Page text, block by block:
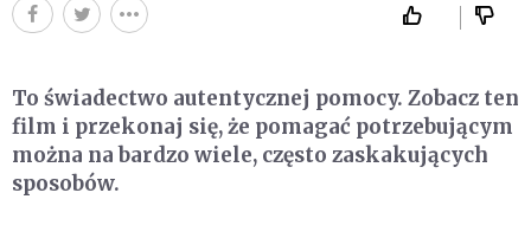
To świadectwo autentycznej pomocy. Zobacz ten
film i przekonaj się, że pomagać potrzebującym
można na bardzo wiele, często zaskakujących
sposobów.